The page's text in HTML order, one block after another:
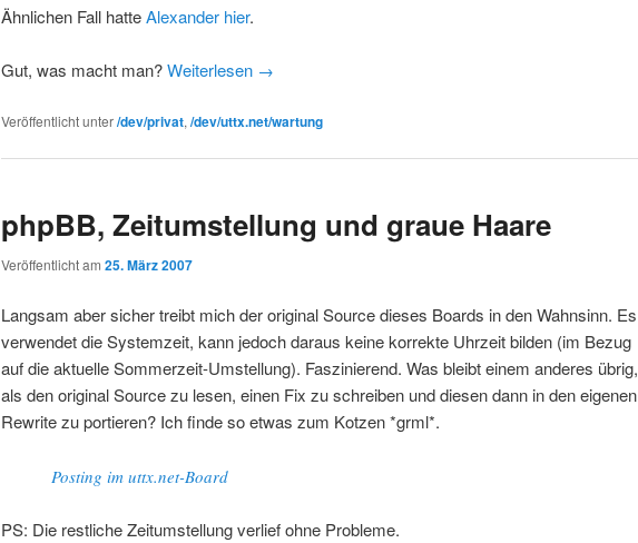
Ähnlichen Fall hatteAlexander hier.
Gut, was macht man?Weiterlesen →
Veröffentlicht unter/dev/privat, /dev/uttx.net/wartung
phpBB, Zeitumstellung und graue Haare
Veröffentlicht am 25. März 2007
Langsam aber sicher treibt mich der original Source dieses Boards in den Wahnsinn. Es
verwendet die Systemzeit, kann jedoch daraus keine korrekte Uhrzeit bilden (im Bezug
auf die aktuelle Sommerzeit-Umstellung). Faszinierend. Was bleibt einem anderes übrig,
als den original Source zu lesen, einen Fix zu schreiben und diesen dann in den eigenen
Rewrite zu portieren? Ich finde so etwas zum Kotzen *grml*.
Posting im uttx.net-Board
PS: Die restliche Zeitumstellung verlief ohne Probleme.